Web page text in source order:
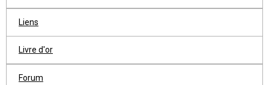
Liens
Livre d'or
Forum